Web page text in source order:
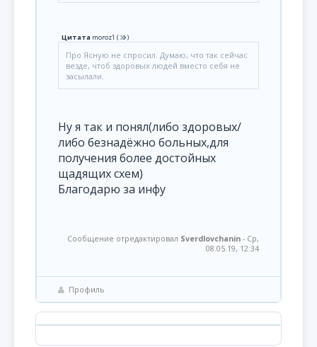
Цитата moroz1 ( )
Про Ясную не спросил. Думаю, что так сейчас
везде, чтоб здоровых людей вместо себя не
засылали.
Ну я так и понял(либо здоровых/
либо безнадёжно больных,для
получения более достойных
щадящих схем)
Благодарю за инфу
Сообщение отредактировал Sverdlovchanin - Ср,
08.05.19, 12:34
Профиль